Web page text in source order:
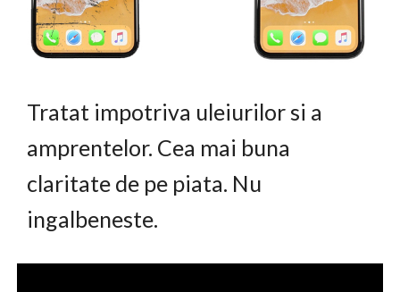
Tratat impotriva uleiurilor si a
amprentelor. Cea mai buna
claritate de pe piata. Nu
ingalbeneste.